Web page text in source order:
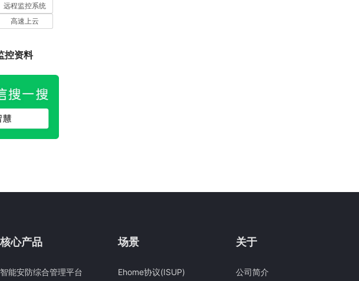
远程监控系统
高速上云
控资料
核心产品
智能安防综合管理平台
场景
Ehome协议(ISUP)
关于
公司简介